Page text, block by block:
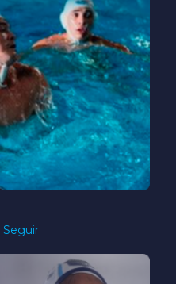
Seguir